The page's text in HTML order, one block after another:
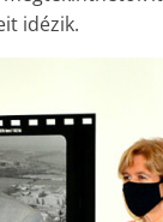
idézik.